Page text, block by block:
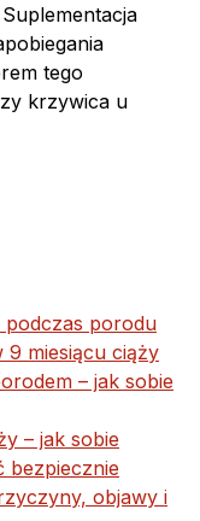
tego
krzywica u
podczas porodu
miesiącu ciąży
– jak sobie
– jak sobie
bezpiecznie
objawy i